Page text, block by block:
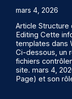
mars 4, 2026
Article Structure
Editing Cette
templates dans
Ci-dessous, un
fichiers
site. mars 4,
Page) et son